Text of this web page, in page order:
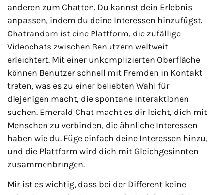
anderen zum Chatten. Du kannst dein Erlebnis
anpassen, indem du deine Interessen hinzufügst.
Chatrandom ist eine Plattform, die zufällige
Videochats zwischen Benutzern weltweit
erleichtert. Mit einer unkomplizierten Oberfläche
können Benutzer schnell mit Fremden in Kontakt
treten, was es zu einer beliebten Wahl für
diejenigen macht, die spontane Interaktionen
suchen. Emerald Chat macht es dir leicht, dich mit
Menschen zu verbinden, die ähnliche Interessen
haben wie du. Füge einfach deine Interessen hinzu,
und die Plattform wird dich mit Gleichgesinnten
zusammenbringen.
Mir ist es wichtig, dass bei der Different keine